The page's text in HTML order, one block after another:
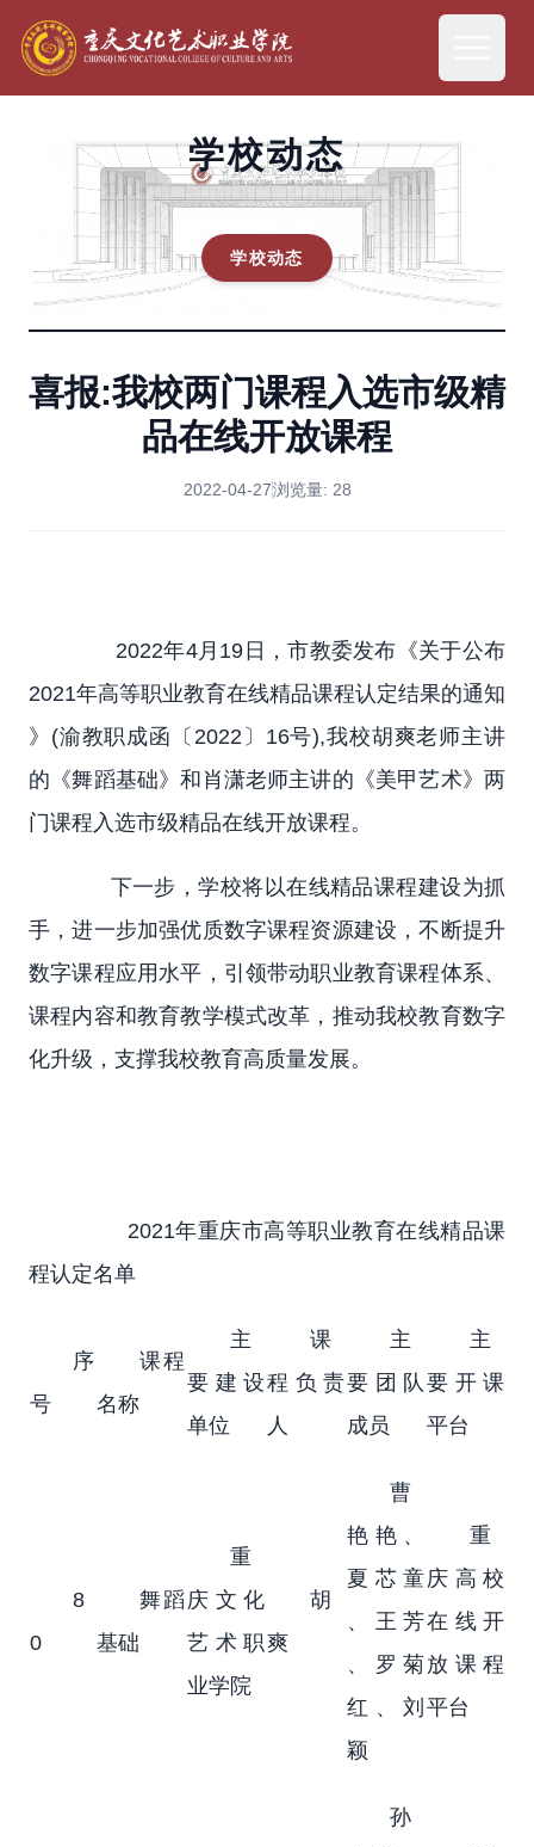
学校动态
学校动态
喜报:我校两门课程入选市级精
品在线开放课程
2022-04-27浏览量: 28
2022年4月19日，市教委发布《关于公布
2021年高等职业教育在线精品课程认定结果的通知
》(渝教职成函〔2022〕16号),我校胡爽老师主讲
的《舞蹈基础》和肖潇老师主讲的《美甲艺术》两
门课程入选市级精品在线开放课程。
下一步，学校将以在线精品课程建设为抓
手，进一步加强优质数字课程资源建设，不断提升
数字课程应用水平，引领带动职业教育课程体系、
课程内容和教育教学模式改革，推动我校教育数字
化升级，支撑我校教育高质量发展。
2021年重庆市高等职业教育在线精品课
程认定名单
序
号
课程
名称
主
要建设
单位
课
程负责
人
主
要团队
成员
主
要开课
平台
8
0
舞蹈
基础
重
庆文化
艺术职
业学院
胡
爽
曹
艳艳、
夏芯童
、王芳
、罗菊
红、刘
颖
重
庆高校
在线开
放课程
平台
孙